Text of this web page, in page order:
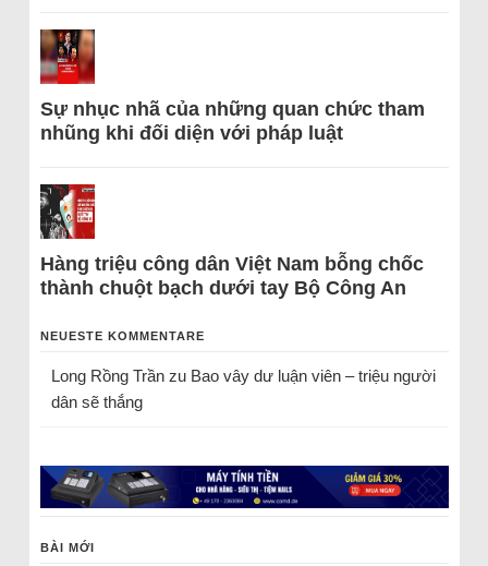
Sự nhục nhã của những quan chức tham
nhũng khi đối diện với pháp luật
Hàng triệu công dân Việt Nam bỗng chốc
thành chuột bạch dưới tay Bộ Công An
NEUESTE KOMMENTARE
Long Rồng Trầnzu Bao vây dư luận viên – triệu người
dân sẽ thắng
BÀI MỚI